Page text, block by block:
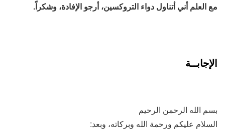
مع العلم أني أتناول دواء التروكسين، أرجو الإفادة، وشكراً.
الإجابــة
بسم الله الرحمن الرحيم
السلام عليكم ورحمة الله وبركاته، وبعد: